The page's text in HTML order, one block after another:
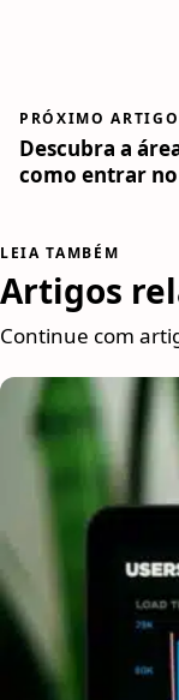
PRÓXIMO ARTIGO
Descubra a
como entrar
LEIA TAMBÉM
Artigos
Continue com